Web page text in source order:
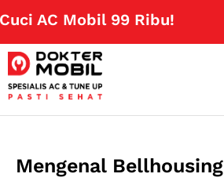
Mobil 99 Ribu!Klik Disini
Mengenal Bellhousing